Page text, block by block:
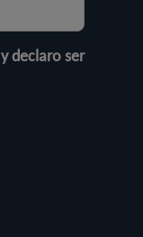
y declaro ser